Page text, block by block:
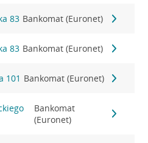
83 Bankomat (Euronet)
83 Bankomat (Euronet)
101 Bankomat (Euronet)
Bankomat
(Euronet)